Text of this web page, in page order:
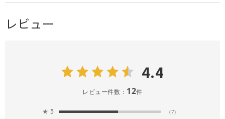
レビュー
4.4
レビュー件数： 12件
★ 5 (7)